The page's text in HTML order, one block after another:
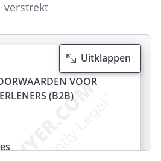
verstrekt
Uitklappen
VOOR
(B2B)